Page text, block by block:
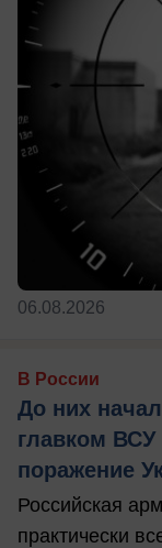
06.08.2026
В России
До них
главком
поражение
Российская
практически